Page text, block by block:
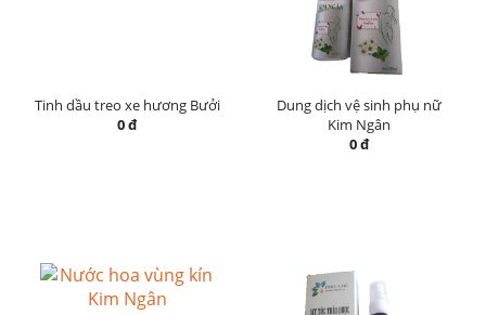
Tinh dầu treo xe hương Bưởi
0 đ
Dung dịch vệ sinh phụ nữ
Kim Ngân
0 đ